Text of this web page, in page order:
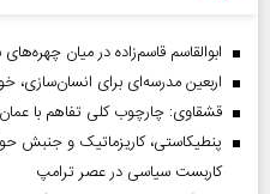
ابوالقاسم قاسم‌زاده در میان
اربعین مدرسه‌ای برای
قشقاوی: چارچوب کلی تفاهم با
پنطیکاستی، کاریزماتیک و جنبش
کاربست سیاسی در عصر ترامپ